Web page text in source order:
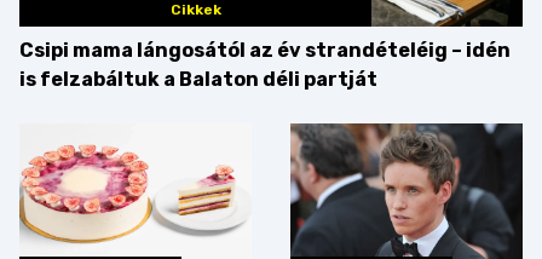
Cikkek
Csipi mama lángosától az év strandételéig – idén
is felzabáltuk a Balaton déli partját